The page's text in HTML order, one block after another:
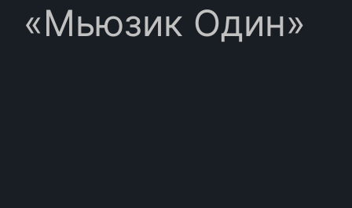
«Мьюзик Один»